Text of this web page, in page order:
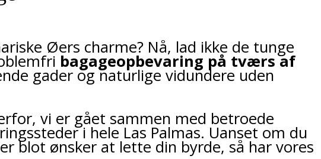
Øers charme? Nå, lad ikke de tunge
bagageopbevaring på tværs af
gader og naturlige vidundere uden
vi er gået sammen med betroede
i hele Las Palmas. Uanset om du
blot ønsker at lette din byrde, så har vores